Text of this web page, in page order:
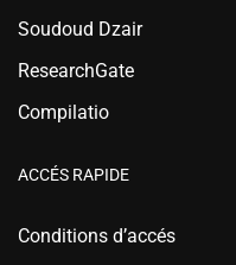
Soudoud Dzair
ResearchGate
Compilatio
ACCÉS RAPIDE
Conditions d’accés